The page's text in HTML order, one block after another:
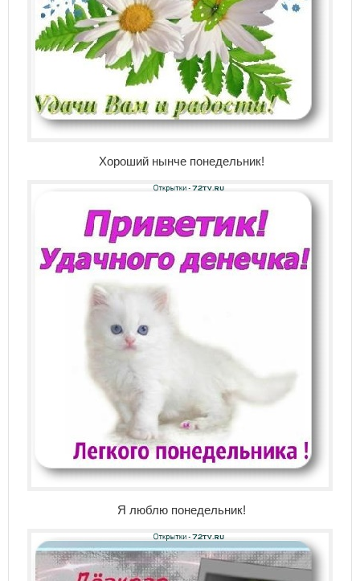
Хороший нынче понедельник!
Я люблю понедельник!